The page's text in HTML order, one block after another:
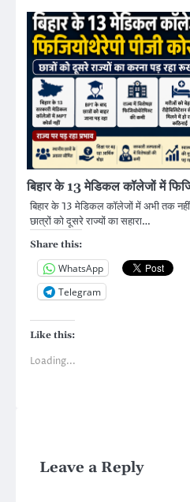
बिहार के 13 मेडिकल कॉलेजों में
बिहार के 13 मेडिकल कॉलेजों में अभी तक
छात्रों को दूसरे राज्यों का सहारा…
Share this:
WhatsApp
Telegram
Like this:
Loading...
Leave a Reply